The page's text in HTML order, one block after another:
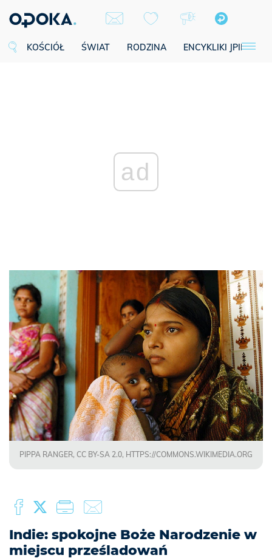
KOŚCIÓŁ ŚWIAT RODZINA ENCYKLIKI JPII
ad
PIPPA RANGER, CC BY-SA 2.0, HTTPS://COMMONS.WIKIMEDIA.ORG
Indie: spokojne Boże Narodzenie w
miejscu prześladowań